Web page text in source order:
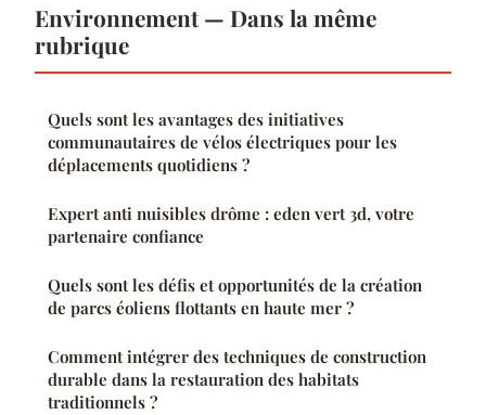
Environnement — Dans la même
rubrique
Quels sont les avantages des initiatives
communautaires de vélos électriques pour les
déplacements quotidiens ?
Expert anti nuisibles drôme : eden vert 3d, votre
partenaire confiance
Quels sont les défis et opportunités de la création
de parcs éoliens flottants en haute mer ?
Comment intégrer des techniques de construction
durable dans la restauration des habitats
traditionnels ?